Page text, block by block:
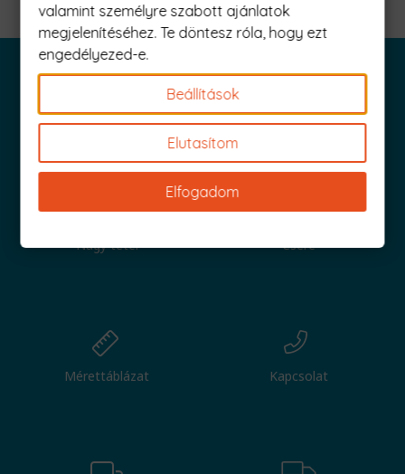
Iratkozz fel és küldjük is az 1000 Ft értékű kuponod!
Nagy tétel Csere
Mérettáblázat Kapcsolat
valamint személyre szabott ajánlatok
megjelenítéséhez. Te döntesz róla, hogy ezt
engedélyezed-e.
Beállítások
Elutasítom
Elfogadom